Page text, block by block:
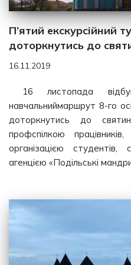
П’ятий екскурсійний
доторкнутись до
16.11.2019
16 листопада
навчальниймаршрут 8-го
доторкнутись до
профспілкою
організацією
агенцією «Подільські